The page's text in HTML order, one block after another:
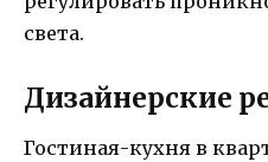
света.
Дизайнерские
Гостиная-кухня в